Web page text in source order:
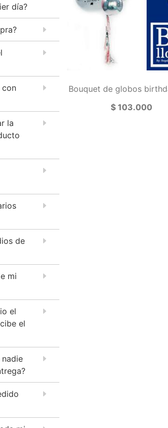
Bouquet de globos
$ 103.000
día?
con
la
de
mi
el
el
nadie